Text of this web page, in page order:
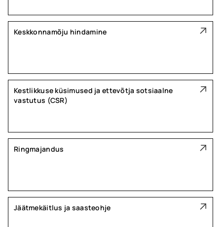
Keskkonnamõju hindamine
Kestlikkuse küsimused ja ettevõtja sotsiaalne
vastutus (CSR)
Ringmajandus
Jäätmekäitlus ja saasteohje